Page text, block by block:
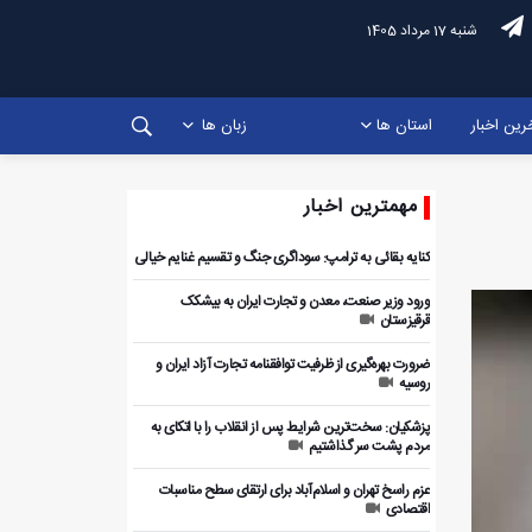
شنبه 17 مرداد 1405
اخبار استان ها زبان ها
مهمترین اخبار
کنایه بقائی به ترامپ: سوداگری جنگ و تقسیم غنایم خیالی
ورود وزیر صنعت، معدن و تجارت ایران به بیشکک
قرقیزستان
ضرورت بهره‌گیری از ظرفیت توافقنامه تجارت آزاد ایران و
روسیه
پزشکیان: سخت‌ترین شرایط پس از انقلاب را با اتکای به
مردم پشت سر گذاشتیم
عزم راسخ تهران و اسلام‌آباد برای ارتقای سطح مناسبات
اقتصادی